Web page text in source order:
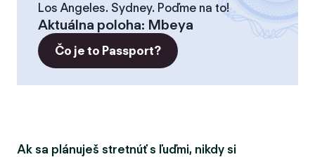
Los Angeles. Sydney. Poďme na to!
Aktuálna poloha: Mbeya
Čo je to Passport?
Ak sa plánuješ stretnúť s ľuďmi, nikdy si